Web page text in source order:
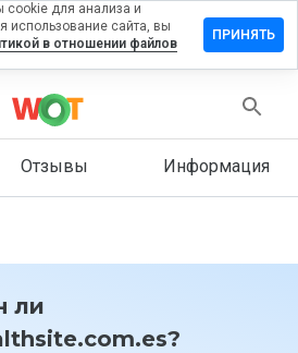
Отзывы Информация
ли
cookie для анализа и
использование сайта, вы
в отношении файлов
ПРИНЯТЬ